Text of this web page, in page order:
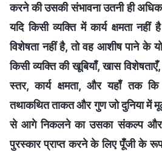
करने की उसकी संभावना उतनी ही
यदि किसी व्यक्ति में कार्य क्षमता
विशेषता नहीं है, तो वह आशीष पाने के
किसी व्यक्ति की खूबियाँ, खास विशेषताएँ,
स्तर, कार्य क्षमता, और यहाँ तक
तथाकथित ताकत और गुण जो दुनिया में
से आगे निकलने का उसका संकल्प और
पुरस्कार प्राप्त करने के लिए पूँजी के